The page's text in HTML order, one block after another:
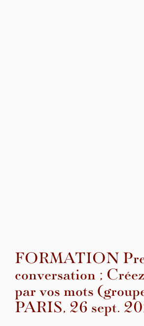
FORMATION
conversation ;
par vos mots
PARIS, 26 sept.